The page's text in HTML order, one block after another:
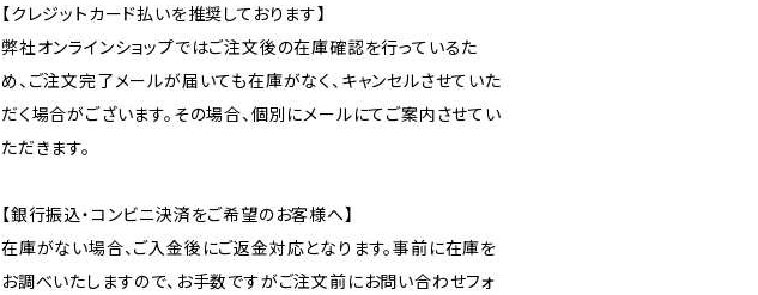
【クレジットカード払いを推奨しております】
弊社オンラインショップではご注文後の在庫確認を行っているた
め、ご注文完了メールが届いても在庫がなく、キャンセルさせていた
だく場合がございます。その場合、個別にメールにてご案内させてい
ただきます。
【銀行振込・コンビニ決済をご希望のお客様へ】
在庫がない場合、ご入金後にご返金対応となります。事前に在庫を
お調べいたしますので、お手数ですがご注文前にお問い合わせフォ